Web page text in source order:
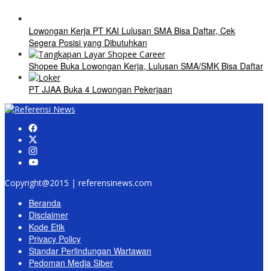
Lowongan Kerja PT KAI Lulusan SMA Bisa Daftar, Cek
Segera Posisi yang Dibutuhkan
Shopee Buka Lowongan Kerja, Lulusan SMA/SMK Bisa Daftar
PT JJAA Buka 4 Lowongan Pekerjaan
Copyright@2015 | referensinews.com
Beranda
Disclaimer
Kode Etik
Privacy Policy
Standar Perlindungan Wartawan
Pedoman Media Siber